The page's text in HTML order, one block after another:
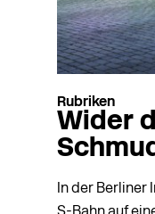
Rubriken
Wider
In der Berliner